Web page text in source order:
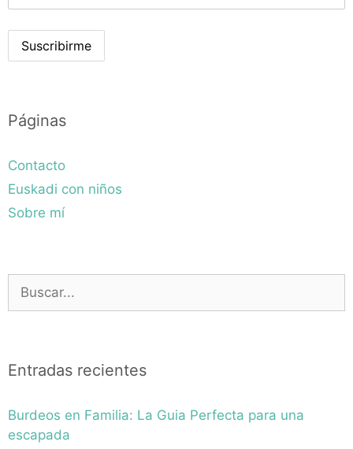
Páginas
Contacto
Euskadi con niños
Sobre mí
Entradas recientes
Burdeos en Familia: La Guia Perfecta para una
escapada